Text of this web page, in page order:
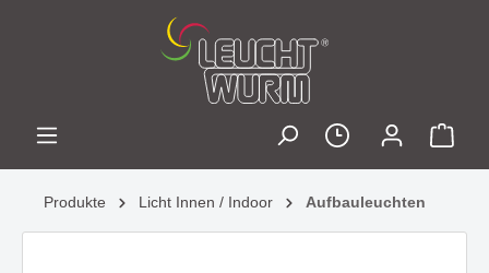
Produkte Licht Innen / Indoor Aufbauleuchten